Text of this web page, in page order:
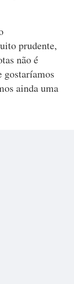
prudente,
não é
gostaríamos
ainda uma